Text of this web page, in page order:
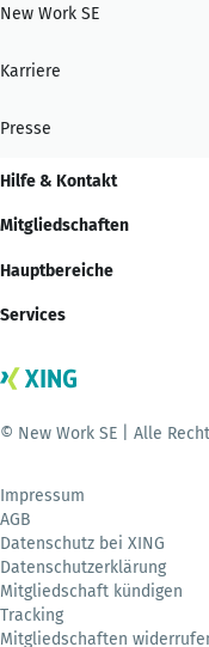
New Work SE
Karriere
Presse
Hilfe & Kontakt
Mitgliedschaften
Hauptbereiche
Services
© New Work SE | Alle
Impressum
AGB
Datenschutz bei XING
Datenschutzerklärung
Mitgliedschaft kündigen
Tracking
Mitgliedschaften